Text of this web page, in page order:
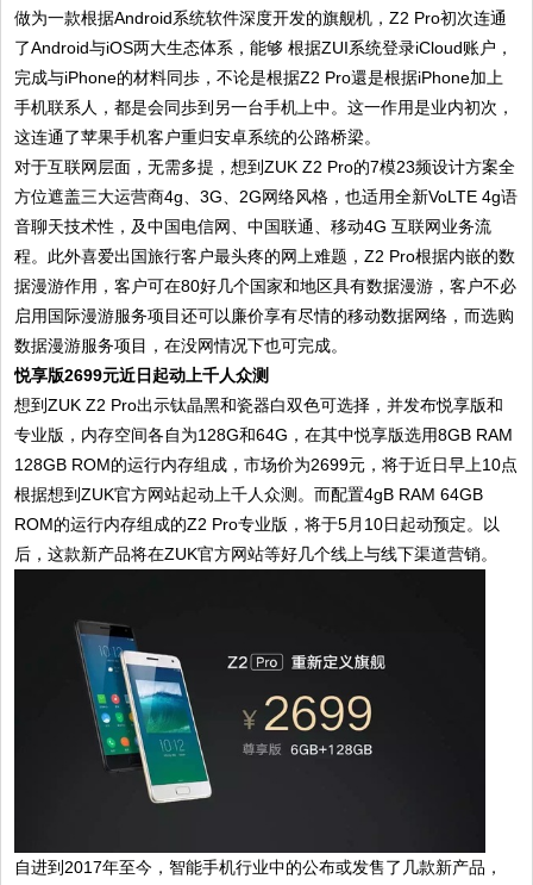
做为一款根据Android系统软件深度开发的旗舰机，Z2 Pro初次连通
了Android与iOS两大生态体系，能够 根据ZUI系统登录iCloud账户，
完成与iPhone的材料同歩，不论是根据Z2 Pro還是根据iPhone加上
手机联系人，都是会同歩到另一台手机上中。这一作用是业内初次，
这连通了苹果手机客户重归安卓系统的公路桥梁。
对于互联网层面，无需多提，想到ZUK Z2 Pro的7模23频设计方案全
方位遮盖三大运营商4g、3G、2G网络风格，也适用全新VoLTE 4g语
音聊天技术性，及中国电信网、中国联通、移动4G 互联网业务流
程。此外喜爱出国旅行客户最头疼的网上难题，Z2 Pro根据内嵌的数
据漫游作用，客户可在80好几个国家和地区具有数据漫游，客户不必
启用国际漫游服务项目还可以廉价享有尽情的移动数据网络，而选购
数据漫游服务项目，在没网情况下也可完成。
悦享版2699元近日起动上千人众测
想到ZUK Z2 Pro出示钛晶黑和瓷器白双色可选择，并发布悦享版和
专业版，内存空间各自为128G和64G，在其中悦享版选用8GB RAM
128GB ROM的运行内存组成，市场价为2699元，将于近日早上10点
根据想到ZUK官方网站起动上千人众测。而配置4gB RAM 64GB
ROM的运行内存组成的Z2 Pro专业版，将于5月10日起动预定。以
后，这款新产品将在ZUK官方网站等好几个线上与线下渠道营销。
自进到2017年至今，智能手机行业中的公布或发售了几款新产品，